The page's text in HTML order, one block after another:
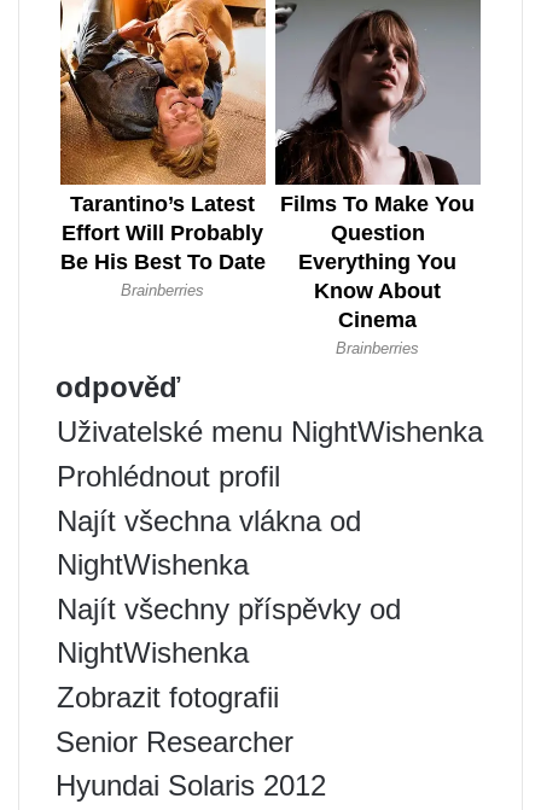
odpověď
Uživatelské menu NightWishenka
Prohlédnout profil
Najít všechna vlákna od
NightWishenka
Najít všechny příspěvky od
NightWishenka
Zobrazit fotografii
Senior Researcher
Hyundai Solaris 2012